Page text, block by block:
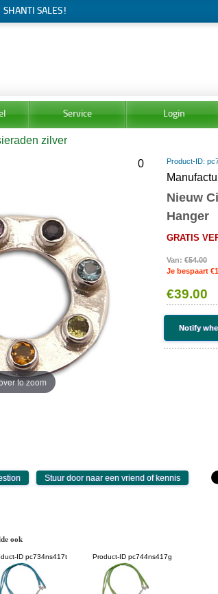
SHANTI SALES!
Service Login
zilver
to zoom
Product-ID
0
Nieuw
Hanger
GRATIS
Van:€54.00
Je bespaart
€39.00
Notify
ook
ID pc734ns417t Product-ID pc744ns417g